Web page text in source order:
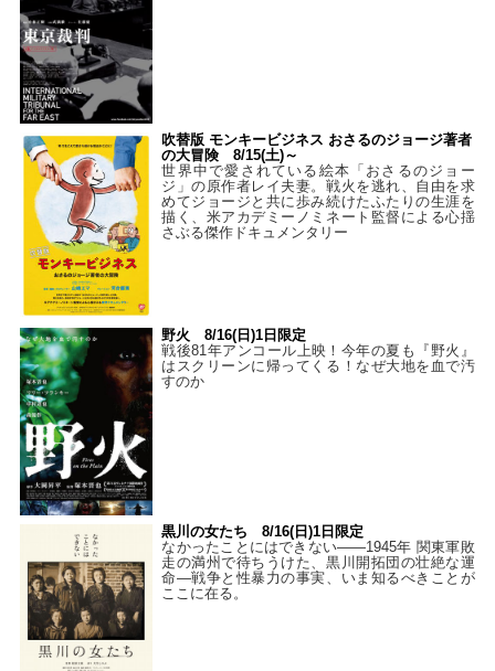
吹替版 モンキービジネス おさるのジョージ著者
の大冒険 8/15(土)～
世界中で愛されている絵本「おさるのジョー
ジ」の原作者レイ夫妻。戦火を逃れ、自由を求
めてジョージと共に歩み続けたふたりの生涯を
描く、米アカデミーノミネート監督による心揺
さぶる傑作ドキュメンタリー
野火 8/16(日)1日限定
戦後81年アンコール上映！今年の夏も『野火』
はスクリーンに帰ってくる！なぜ大地を血で汚
すのか
黒川の女たち 8/16(日)1日限定
なかったことにはできない——1945年 関東軍敗
走の満州で待ちうけた、黒川開拓団の壮絶な運
命―戦争と性暴力の事実、いま知るべきことが
ここに在る。